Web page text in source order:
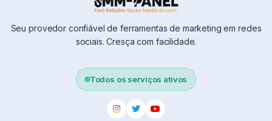
Seu provedor confiável de ferramentas de marketing em redes
sociais. Cresça com facilidade.
Todos os serviços ativos